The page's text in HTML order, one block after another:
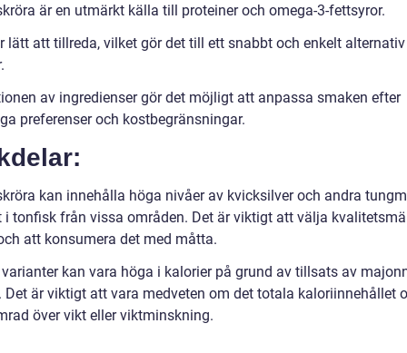
är en utmärkt källa till proteiner och omega-3-fettsyror.
lätt att tillreda, vilket gör det till ett snabbt och enkelt
av ingredienser gör det möjligt att anpassa smaken efter
preferenser och kostbegränsningar.
kan innehålla höga nivåer av kvicksilver och andra
i tonfisk från vissa områden. Det är viktigt att välja
att konsumera det med måtta.
kan vara höga i kalorier på grund av tillsats av
Det är viktigt att vara medveten om det totala kaloriinnehållet
över vikt eller viktminskning.